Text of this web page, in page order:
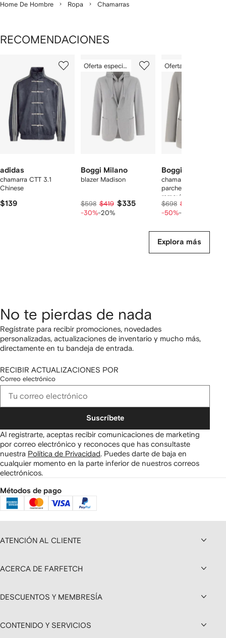
Home De Hombre Ropa Chamarras
RECOMENDACIONES
adidas
chamarra CTT 3.1
Chinese
$139
de
Oferta especial
Boggi Milano
blazer Madison
$598 $419 $335
-30%-20%
de
Boggi Milano
chamarra con
parche y chaleco
removible
$698 $349
-50%-20%
Explora más
No te pierdas de nada
Regístrate para recibir promociones, novedades
personalizadas, actualizaciones de inventario y mucho más,
directamente en tu bandeja de entrada.
RECIBIR ACTUALIZACIONES POR
Correo electrónico
Suscríbete
Al registrarte, aceptas recibir comunicaciones de marketing
por correo electrónico y reconoces que has consultaste
nuestra Política de Privacidad Puedes darte de baja en
cualquier momento en la parte inferior de nuestros correos
electrónicos.
Métodos de pago
ATENCIÓN AL CLIENTE
ACERCA DE FARFETCH
DESCUENTOS Y MEMBRESÍA
CONTENIDO Y SERVICIOS